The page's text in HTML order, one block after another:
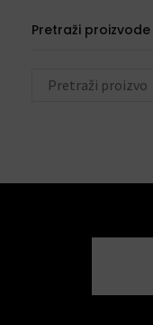
Pretraži proizvode